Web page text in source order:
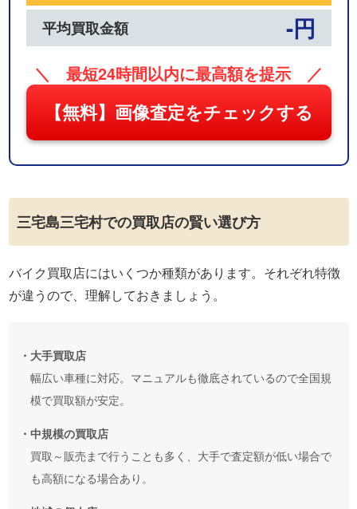
平均買取金額 -円
＼ 最短24時間以内に最高額を提示 ／
【無料】画像査定をチェックする
三宅島三宅村での買取店の賢い選び方
バイク買取店にはいくつか種類があります。それぞれ特徴
が違うので、理解しておきましょう。
・大手買取店
幅広い車種に対応。マニュアルも徹底されているので全国規
模で買取額が安定。
・中規模の買取店
買取～販売まで行うことも多く、大手で査定額が低い場合で
も高額になる場合あり。